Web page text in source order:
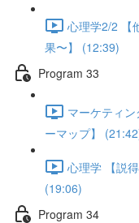
心理学2/2 【
果〜】 (12:39)
Program 33
マーケティ
ーマップ】
心理学 【説
(19:06)
Program 34